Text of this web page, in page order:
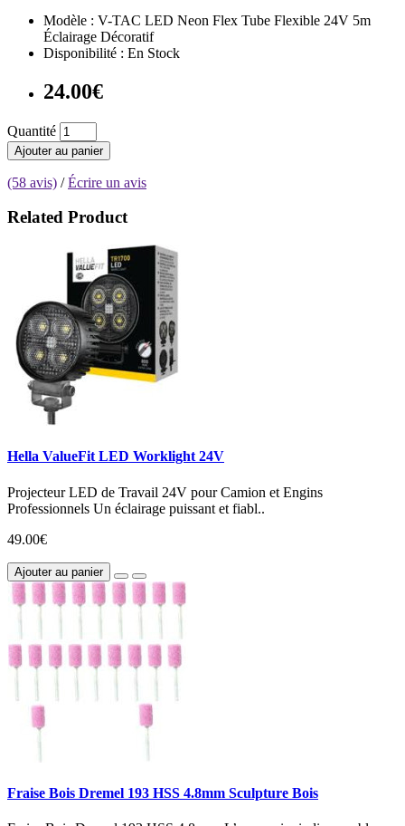
Modèle : V-TAC LED Neon Flex Tube Flexible 24V 5m
Éclairage Décoratif
Disponibilité : En Stock
24.00€
Quantité
Ajouter au panier
(58 avis) /Écrire un avis
Related Product
Hella ValueFit LED Worklight 24V
Projecteur LED de Travail 24V pour Camion et Engins
Professionnels Un éclairage puissant et fiabl..
49.00€
Ajouter au panier
Fraise Bois Dremel 193 HSS 4.8mm Sculpture Bois